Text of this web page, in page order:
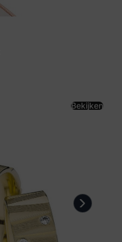
Bekijken
Next